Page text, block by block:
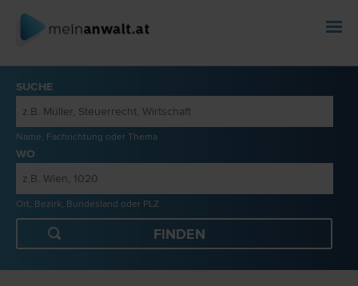
SUCHE
Name, Fachrichtung oder Thema
WO
Ort, Bezirk, Bundesland oder PLZ